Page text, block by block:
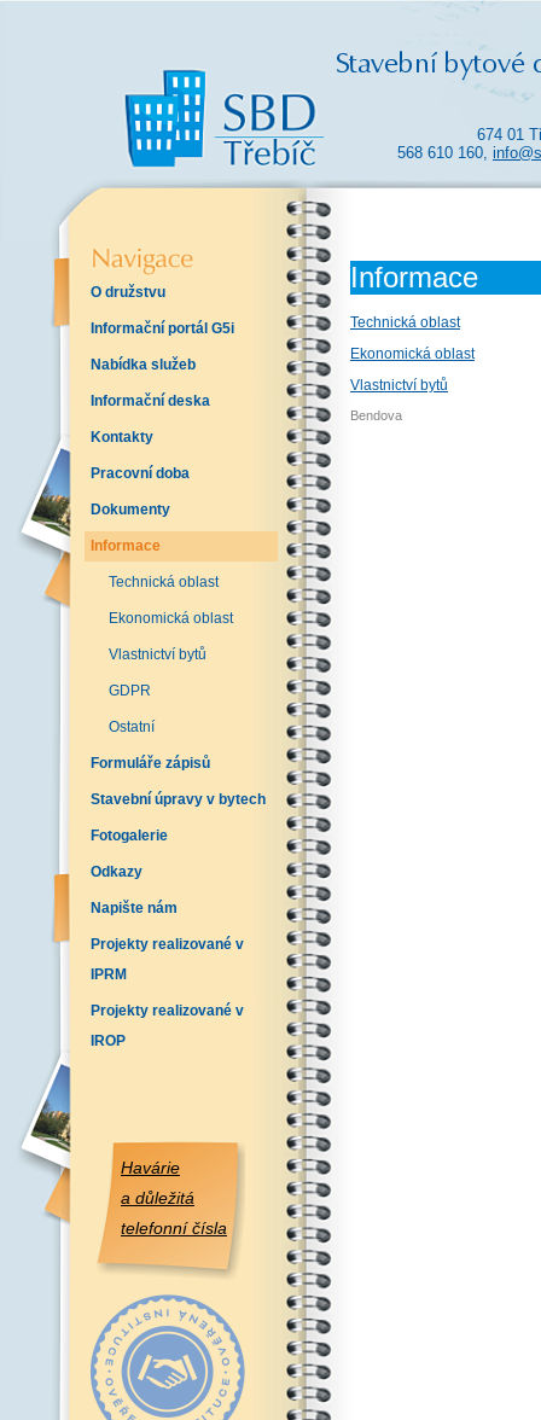
674 01
568 610 160,
O družstvu
Informační portál G5i
Nabídka služeb
Informační deska
Kontakty
Pracovní doba
Dokumenty
Informace
Technická oblast
Ekonomická oblast
Vlastnictví bytů
GDPR
Ostatní
Formuláře zápisů
Stavební úpravy v bytech
Fotogalerie
Odkazy
Napište nám
Projekty realizované v
IPRM
Projekty realizované v
IROP
Havárie
a důležitá
telefonní čísla
Informace
Technická oblast
Ekonomická oblast
Vlastnictví bytů
Bendova